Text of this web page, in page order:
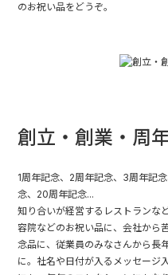
のお祝い品をどうぞ。
創立・創業・周
1周年記念、2周年記念、3周年記
念、20周年記念...
知り合いが経営するレストランな
容院などのお祝い品に、会社から
念品に、従業員のみなさんから長
に。社名や日付が入るメッセージ